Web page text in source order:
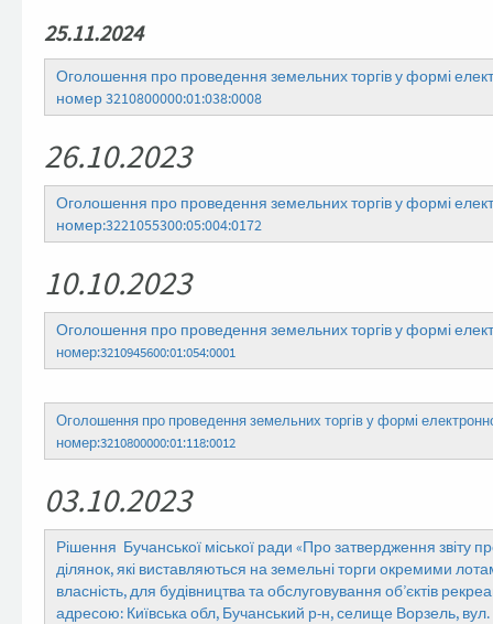
25.11.2024
Оголошення про проведення земельних торгів у формі
номер 3210800000:01:038:0008
26.10.2023
Оголошення про проведення земельних торгів у формі
номер:3221055300:05:004:0172
10.10.2023
Оголошення про проведення земельних торгів у формі
номер:3210945600:01:054:0001
Оголошення про проведення земельних торгів у формі
номер:3210800000:01:118:0012
03.10.2023
Рішення Бучанської міської ради «Про затвердження звіту
ділянок, які виставляються на земельні торги окремими
власність, для будівництва та обслуговування об’єктів
адресою: Київська обл, Бучанський р-н, селище Ворзель,